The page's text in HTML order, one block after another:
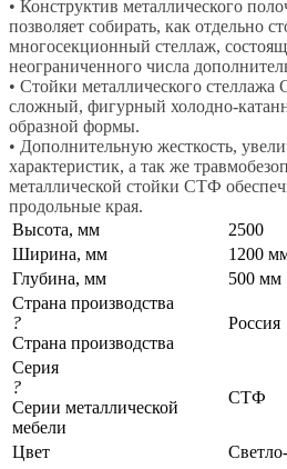
• Конструктив металлического
позволяет собирать, как отдельно
многосекционный стеллаж,
неограниченного числа
• Стойки металлического стеллажа
сложный, фигурный холодно-
образной формы.
• Дополнительную жесткость,
характеристик, а так же
металлической стойки СТФ
продольные края.
Высота, мм
2500
Ширина, мм
1200
Глубина, мм
500 мм
Страна производства
?
Страна производства
Россия
Серия
?
Серии металлической
мебели
СТФ
Цвет